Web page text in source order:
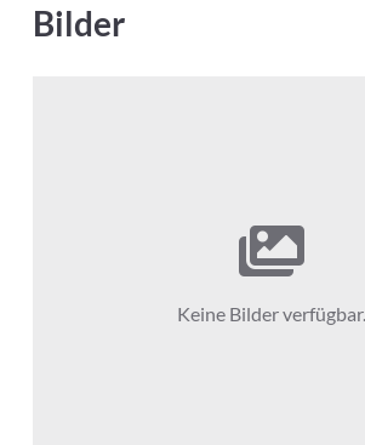
Bilder
Keine Bilder verfügbar.